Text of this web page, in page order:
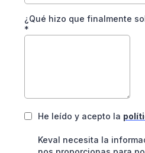
¿Qué hizo que finalmente
*
He leído y acepto la
Keval necesita la